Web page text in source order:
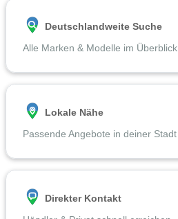
Deutschlandweite Suche
Alle Marken & Modelle im Überblick
Lokale Nähe
Passende Angebote in deiner Stadt
Direkter Kontakt